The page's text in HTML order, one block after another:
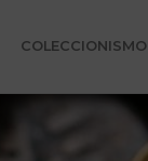
COLECCIONISMO